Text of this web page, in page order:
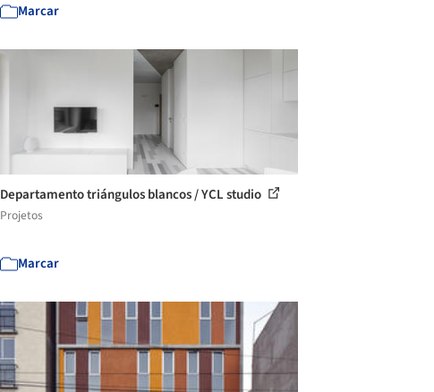
Marcar
Departamento triángulos blancos / YCL studio
Projetos
Marcar